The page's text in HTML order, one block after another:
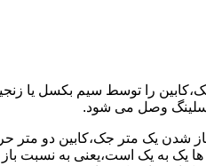
را توسط سیم بکسل یا
وصل می شود.
شدن یک متر جک،کابین دو متر
یک به یک است،یعنی به نسبت